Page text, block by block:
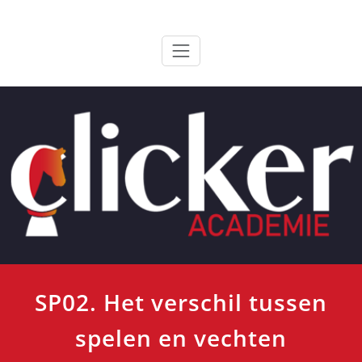
ClickerAcademie
SP02. Het verschil tussen
spelen en vechten